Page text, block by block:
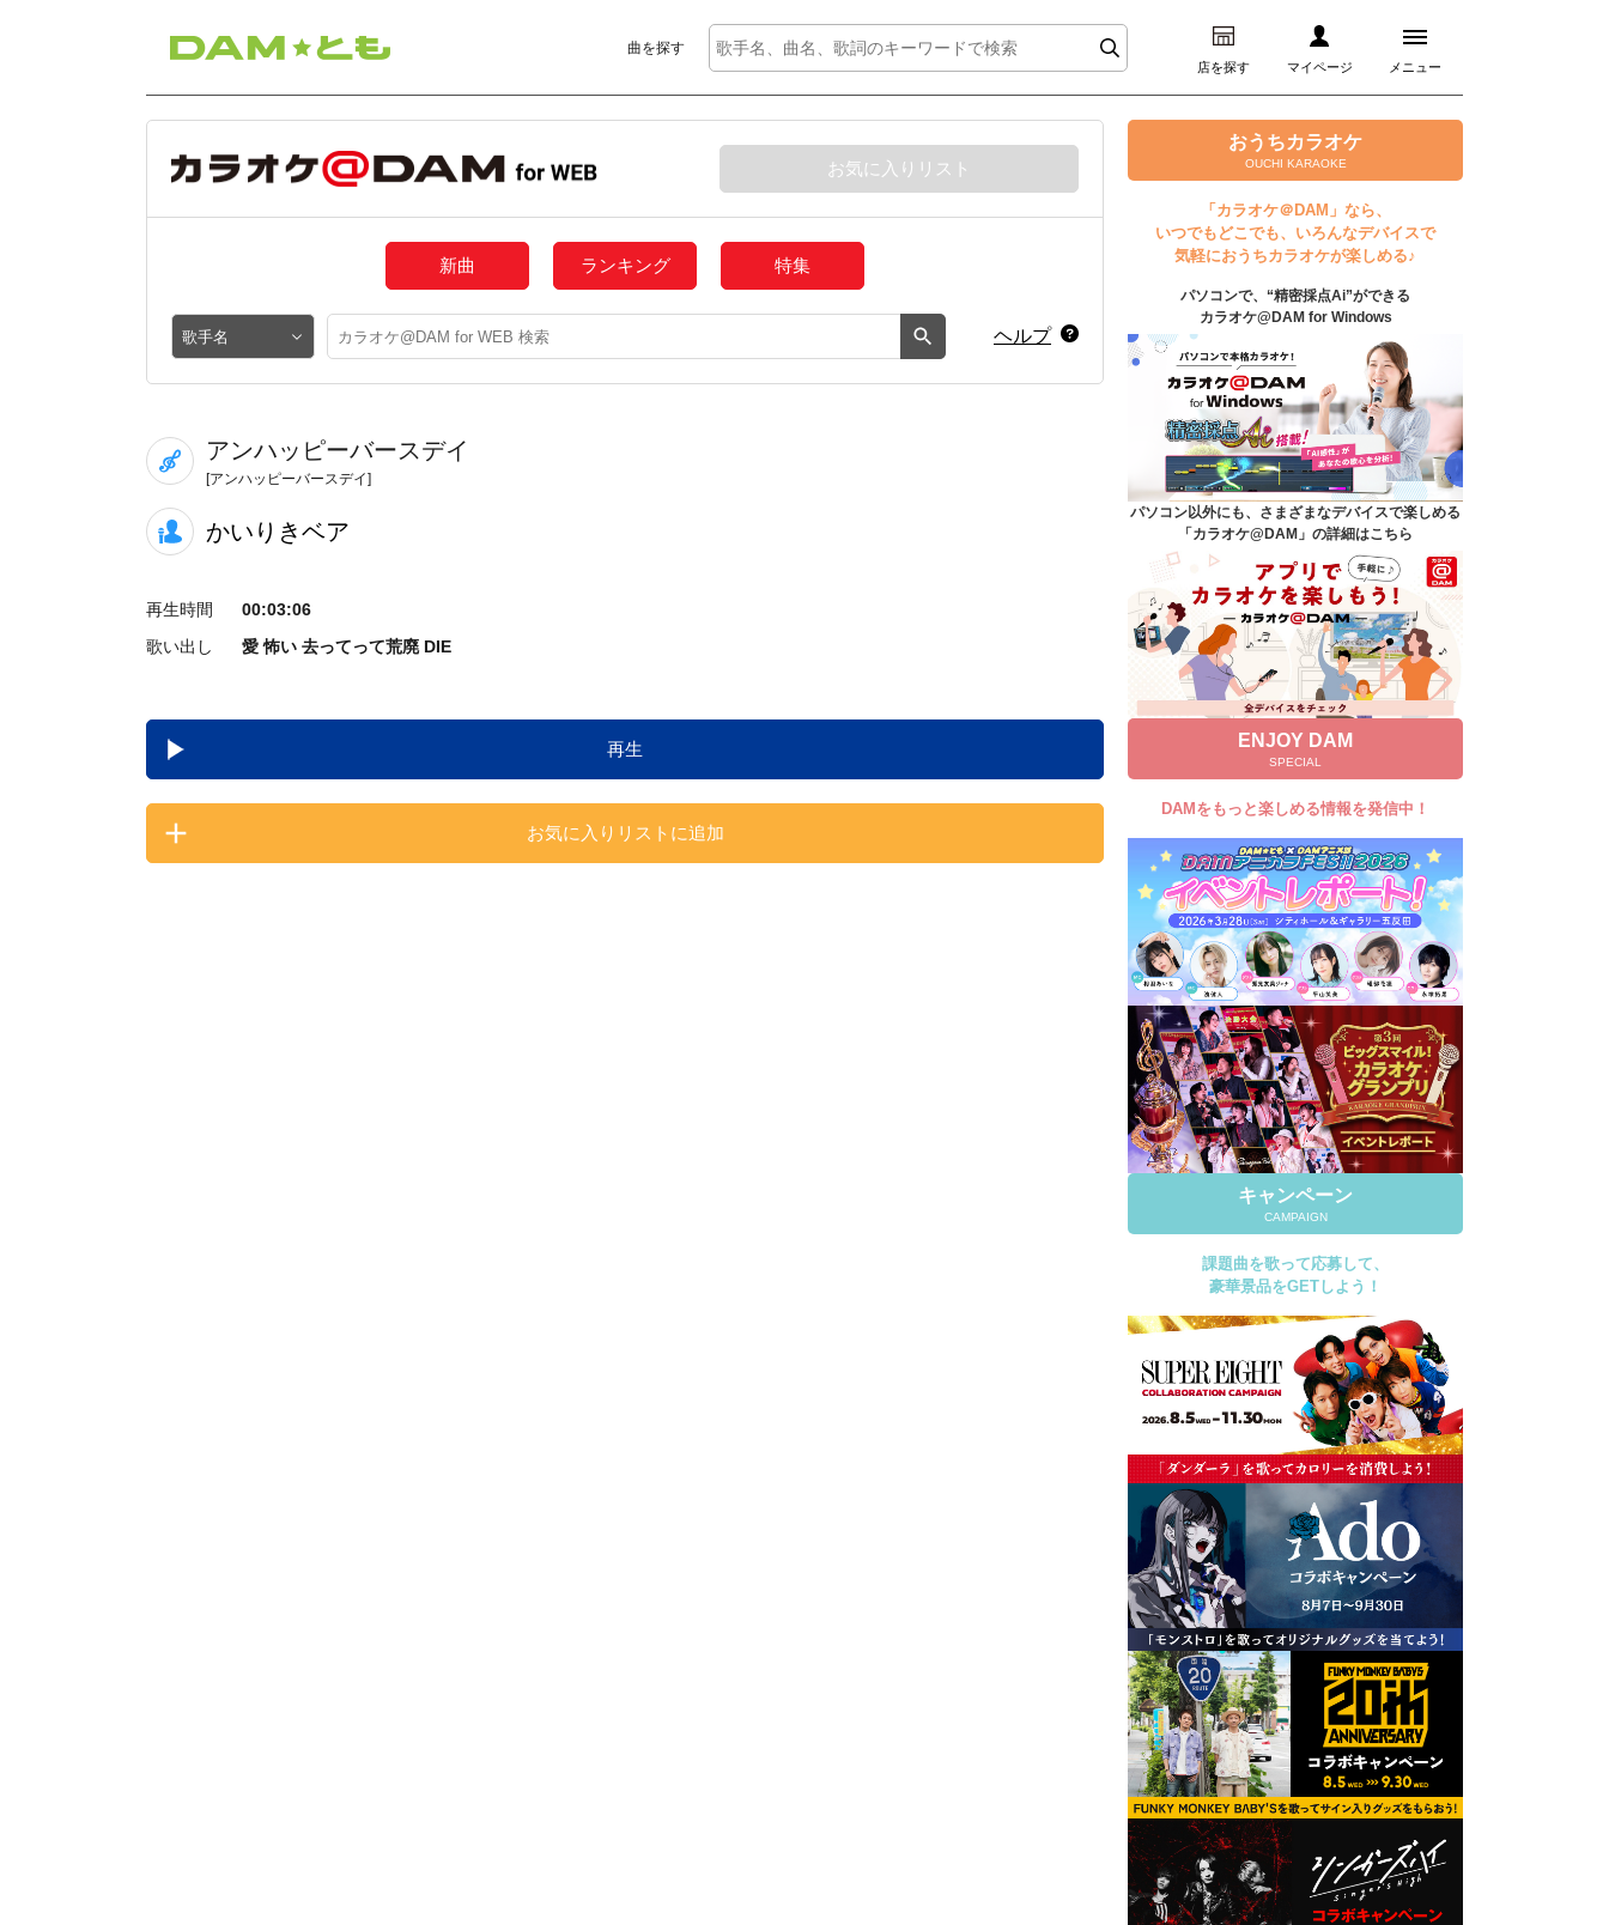
曲を探す
店を探す マイページ メニュー
ログイン
マイページ
プレミアムサービス
DAM★とも動画
DAM★とも録音
カラオケ＠DAM
ユーザー検索
キャンペーン
よくあるご質問
DAMの新曲・ランキングなど
カラオケ最新情報をチェック！
自宅でカラオケ歌い放題！
家族や友達と一緒に！練習にも！
お気に入りリスト
新曲 ランキング 特集
ヘルプ
アンハッピーバースデイ
[アンハッピーバースデイ]
かいりきベア
再生時間
00:03:06
歌い出し
愛 怖い 去ってって荒廃 DIE
再生
お気に入りリストに追加
おうちカラオケ
OUCHI KARAOKE
「カラオケ＠DAM」なら、
いつでもどこでも、いろんなデバイスで
気軽におうちカラオケが楽しめる♪
パソコンで、“精密採点Ai”ができる
カラオケ@DAM for Windows
パソコン以外にも、さまざまなデバイスで楽しめる
「カラオケ@DAM」の詳細はこちら
ENJOY DAM
SPECIAL
DAMをもっと楽しめる情報を発信中！
キャンペーン
CAMPAIGN
課題曲を歌って応募して、
豪華景品をGETしよう！